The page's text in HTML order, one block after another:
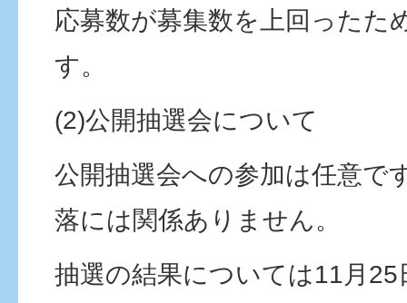
応募数が募集数を上回ったた
す。
(2)公開抽選会について
公開抽選会への参加は任意で
落には関係ありません。
抽選の結果については11月25